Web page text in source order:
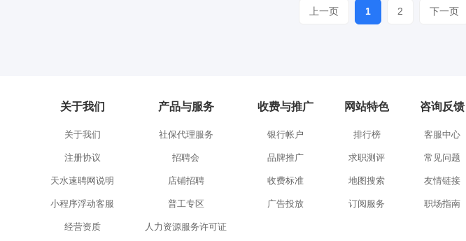
上一页 1 2 下一页
关于我们
关于我们
注册协议
天水速聘网说明
小程序浮动客服
经营资质
产品与服务
社保代理服务
招聘会
店铺招聘
普工专区
人力资源服务许可证
收费与推广
银行帐户
品牌推广
收费标准
广告投放
网站特色
排行榜
求职测评
地图搜索
订阅服务
咨询反馈
客服中心
常见问题
友情链接
职场指南